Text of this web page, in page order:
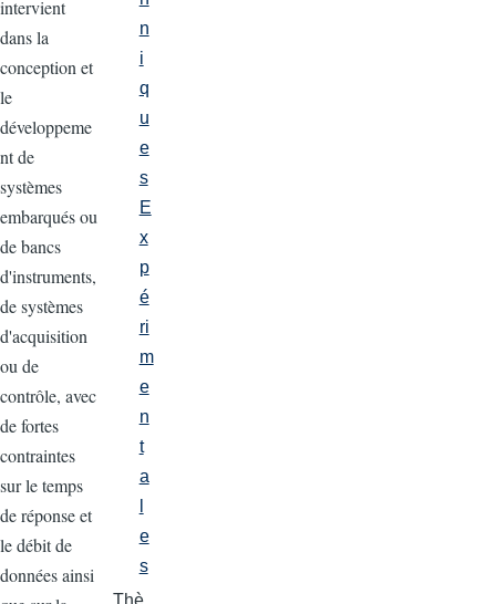
intervient
dans la
conception et
le
développeme
nt de
systèmes
embarqués ou
de bancs
d'instruments,
de systèmes
d'acquisition
ou de
contrôle, avec
de fortes
contraintes
sur le temps
de réponse et
le débit de
données ainsi
n
i
q
u
e
s
E
x
p
é
ri
m
e
n
t
a
e
s
Thè